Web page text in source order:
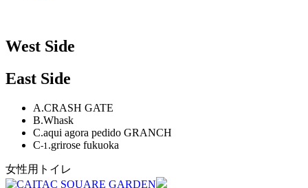
West Side
East Side
A.CRASH GATE
B.Whask
C.aqui agora pedido GRANCH
C-1 .grirose fukuoka
女性用トイレ